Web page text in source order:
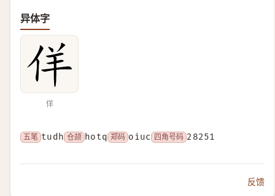
异体字
佯
五笔 tudh 仓颉 hotq 郑码 oiuc 四角号码 28251
反馈